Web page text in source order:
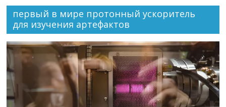
первый в мире протонный ускоритель
для изучения артефактов